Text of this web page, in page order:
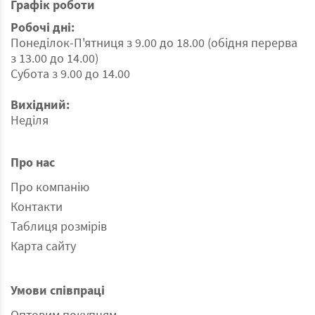
Графік роботи
Робочі дні:
Понеділок-П'ятниця з 9.00 до 18.00 (обідня перерва
з 13.00 до 14.00)
Субота з 9.00 до 14.00
Вихідний:
Неділя
Про нас
Про компанію
Контакти
Таблиця розмірів
Карта сайту
Умови співпраці